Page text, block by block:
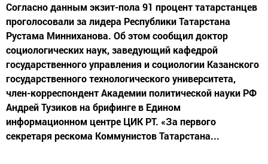
Согласно данным экзит-пола 91 процент татарстанцев
проголосовали за лидера Республики Татарстана
Рустама Минниханова. Об этом сообщил доктор
социологических наук, заведующий кафедрой
государственного управления и социологии Казанского
государственного технологического университета,
член-корреспондент Академии политической науки РФ
Андрей Тузиков на брифинге в Едином
информационном центре ЦИК РТ. «За первого
секретаря рескома Коммунистов Татарстана...